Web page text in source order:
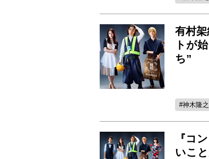
有村
トが
ち”
神木隆
『コ
いこ